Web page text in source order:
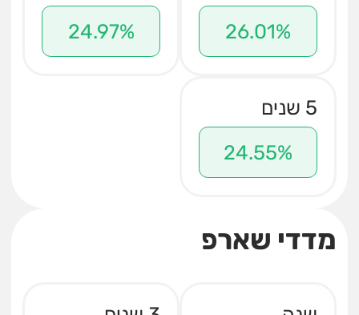
26.01%
24.97%
5 שנים
24.55%
מדדי שארפ